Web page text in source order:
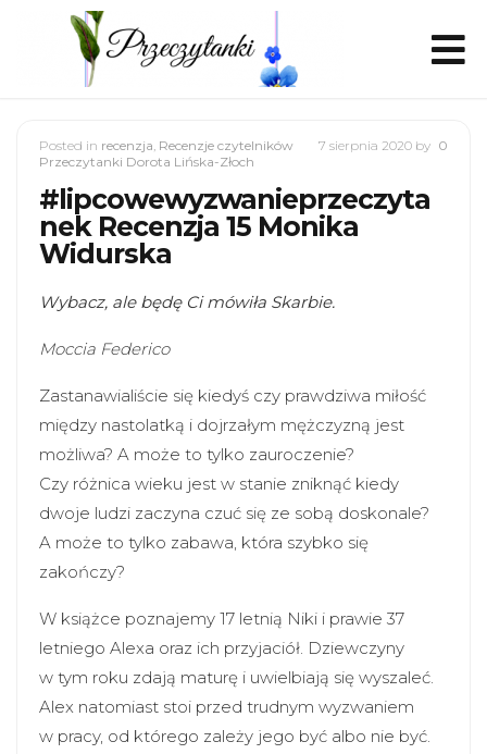
0
Posted in recenzja, Recenzje czytelników 7 sierpnia 2020 by
Przeczytanki Dorota Lińska-Złoch
#lipcowewyzwanieprzeczyta
nek Recenzja 15 Monika
Widurska
Wybacz, ale będę Ci mówiła Skarbie.
Moccia Federico
Zastanawialiście się kiedyś czy prawdziwa miłość
między nastolatką i dojrzałym mężczyzną jest
możliwa? A może to tylko zauroczenie?
Czy różnica wieku jest w stanie zniknąć kiedy
dwoje ludzi zaczyna czuć się ze sobą doskonale?
A może to tylko zabawa, która szybko się
zakończy?
W książce poznajemy 17 letnią Niki i prawie 37
letniego Alexa oraz ich przyjaciół. Dziewczyny
w tym roku zdają maturę i uwielbiają się wyszaleć.
Alex natomiast stoi przed trudnym wyzwaniem
w pracy, od którego zależy jego być albo nie być.